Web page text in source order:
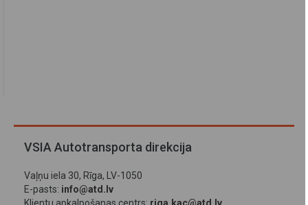
VSIA Autotransporta direkcija
Vaļņu iela 30, Rīga, LV-1050
E-pasts: info@atd.lv